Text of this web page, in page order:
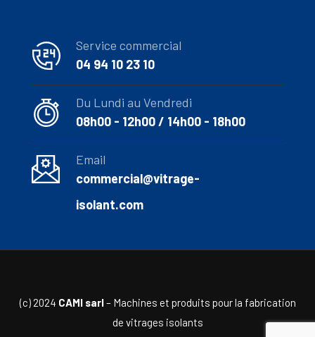
Service commercial
04 94 10 23 10
Du Lundi au Vendredi
08h00 - 12h00 / 14h00 - 18h00
Email
commercial@vitrage-
isolant.com
(c) 2024 CAMI sarl– Machines et produits pour la fabrication
de vitrages isolants